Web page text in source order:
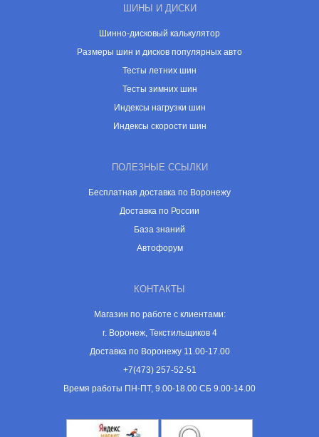
ШИНЫ И ДИСКИ
Шинно-дисковый калькулятор
Размеры шин и дисков популярных авто
Тесты летних шин
Тесты зимних шин
Индексы нагрузки шин
Индексы скорости шин
ПОЛЕЗНЫЕ ССЫЛКИ
Бесплатная доставка по Воронежу
Доставка по России
База знаний
Автофорум
КОНТАКТЫ
Магазин по работе с клиентами:
г. Воронеж, Текстильщиков 4
Доставка по Воронежу 11.00-17.00
+7(473) 257-52-51
Время работы ПН-ПТ, 9.00-18.00 СБ 9.00-14.00